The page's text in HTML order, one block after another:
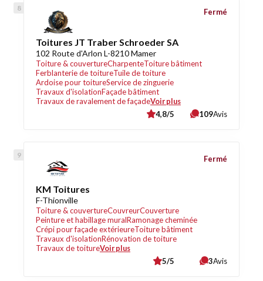
Toitures JT Traber Schroeder SA
102 Route d'Arlon L-8210 Mamer
Toiture & couvertureCharpenteToiture bâtiment
Ferblanterie de toitureTuile de toiture
Ardoise pour toitureService de zinguerie
Travaux d'isolationFaçade bâtiment
Travaux de ravalement de façadeVoir plus
Fermé
4,8/5 109Avis
KM Toitures
F-Thionville
Toiture & couvertureCouvreurCouverture
Peinture et habillage muralRamonage cheminée
Crépi pour façade extérieureToiture bâtiment
Travaux d'isolationRénovation de toiture
Travaux de toitureVoir plus
Fermé
5/5 3Avis